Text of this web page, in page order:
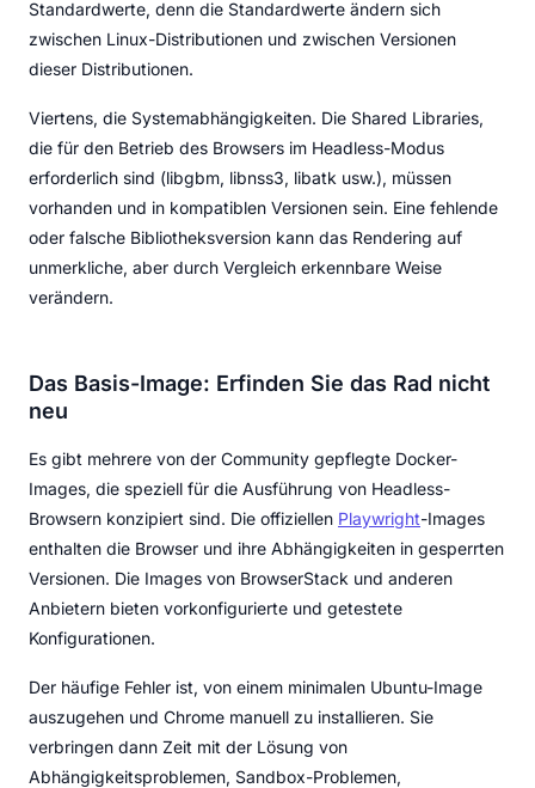
Standardwerte, denn die Standardwerte ändern sich
zwischen Linux-Distributionen und zwischen Versionen
dieser Distributionen.
Viertens, die Systemabhängigkeiten. Die Shared Libraries,
die für den Betrieb des Browsers im Headless-Modus
erforderlich sind (libgbm, libnss3, libatk usw.), müssen
vorhanden und in kompatiblen Versionen sein. Eine fehlende
oder falsche Bibliotheksversion kann das Rendering auf
unmerkliche, aber durch Vergleich erkennbare Weise
verändern.
Das Basis-Image: Erfinden Sie das Rad nicht
neu
Es gibt mehrere von der Community gepflegte Docker-
Images, die speziell für die Ausführung von Headless-
Browsern konzipiert sind. Die offiziellen Playwright-Images
enthalten die Browser und ihre Abhängigkeiten in gesperrten
Versionen. Die Images von BrowserStack und anderen
Anbietern bieten vorkonfigurierte und getestete
Konfigurationen.
Der häufige Fehler ist, von einem minimalen Ubuntu-Image
auszugehen und Chrome manuell zu installieren. Sie
verbringen dann Zeit mit der Lösung von
Abhängigkeitsproblemen, Sandbox-Problemen,